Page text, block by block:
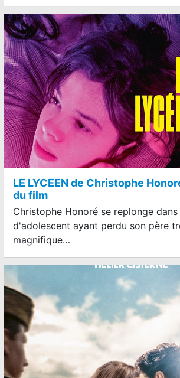
LE LYCEEN de Christophe
du film
Christophe Honoré se replonge
d'adolescent ayant perdu son père
magnifique…